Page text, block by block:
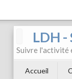
LDH
Suivre l'activité
Accueil